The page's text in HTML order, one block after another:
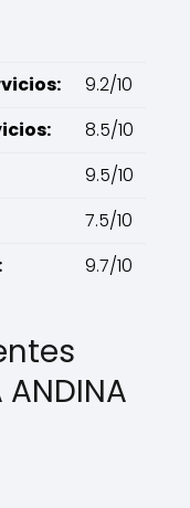
9.2/10
8.5/10
9.5/10
7.5/10
9.7/10